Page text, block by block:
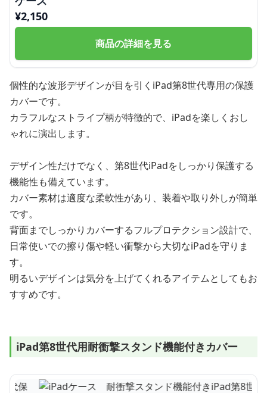
¥2,150
商品の詳細を見る
個性的な波形デザインが目を引くiPad第8世代専用の保護
カバーです。
カラフルなストライプ柄が特徴的で、iPadを楽しくおし
ゃれに演出します。
デザイン性だけでなく、第8世代iPadをしっかり保護する
機能性も備えています。
カバー素材は適度な柔軟性があり、装着や取り外しが簡単
です。
背面までしっかりカバーするフルプロテクション設計で、
日常使いでの擦り傷や軽い衝撃から大切なiPadを守りま
す。
明るいデザインは気分を上げてくれるアイテムとしてもお
すすめです。
iPad第8世代用耐衝撃スタンド機能付きカバー